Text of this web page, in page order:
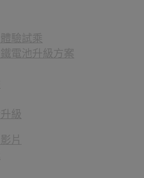
驗試乘
電池升級方案
級
片